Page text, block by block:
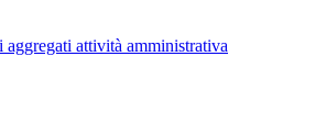
aggregati attività amministrativa